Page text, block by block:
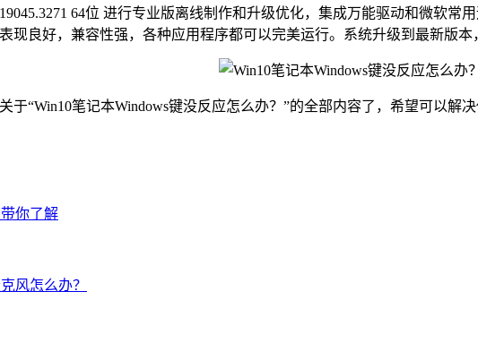
64位 进行专业版离线制作和升级优化，集成万能驱动和微软
现良好，兼容性强，各种应用程序都可以完美运行。系统升级到最新版本
笔记本Windows键没反应怎么办？”的全部内容了，希望可以解
你了解
风怎么办？